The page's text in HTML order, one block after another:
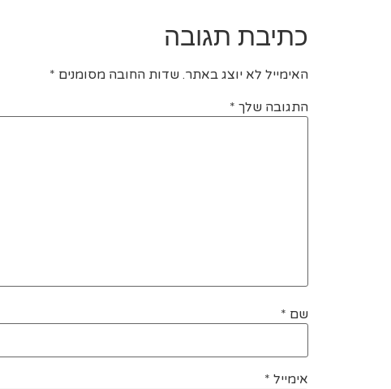
כתיבת תגובה
האימייל לא יוצג באתר. שדות החובה מסומנים *
התגובה שלך *
שם *
אימייל *